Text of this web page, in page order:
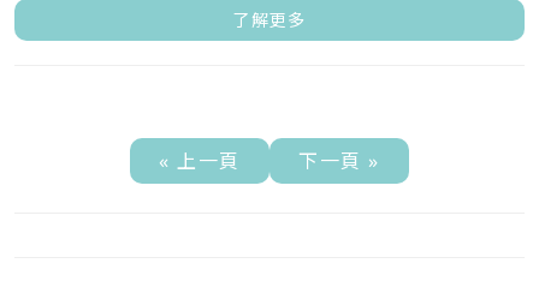
了解更多
« 上一頁 下一頁 »